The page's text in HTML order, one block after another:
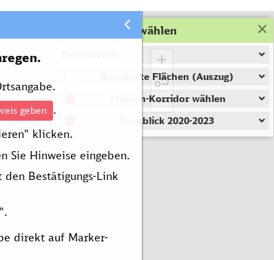
geben
.
klicken.
Sie Hinweise eingeben.
Bestätigungs-Link
direkt auf Marker-
Karten-Ebene wählen
Bewertete Flächen (Auszug)
Trassen-Korridor wählen
Rückblick 2020-2023